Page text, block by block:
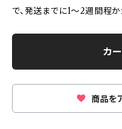
で、発送までに1〜2週間程
カ
商品を